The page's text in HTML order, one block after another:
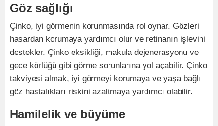
Göz sağlığı
Çinko, iyi görmenin korunmasında rol oynar. Gözleri
hasardan korumaya yardımcı olur ve retinanın işlevini
destekler. Çinko eksikliği, makula dejenerasyonu ve
gece körlüğü gibi görme sorunlarına yol açabilir. Çinko
takviyesi almak, iyi görmeyi korumaya ve yaşa bağlı
göz hastalıkları riskini azaltmaya yardımcı olabilir.
Hamilelik ve büyüme